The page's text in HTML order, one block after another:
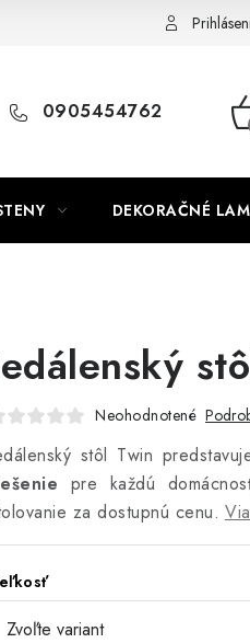
Nábytok na mieru
0905454762
DEKORAČNÉ
Neohodnotené
stôl Twin
pre každú
za dostupnú cenu.